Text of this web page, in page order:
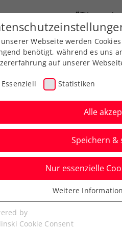
ÖTV
Ausbildungen Services
in
Webseite werden
benötigt, während es uns
auf unserer
Essenziell Statistiken
Alle
Speichern &
Nur essenzielle
Cookies werden für
benötigt. Dadurch ist
Weitere
by
Cookie Consent